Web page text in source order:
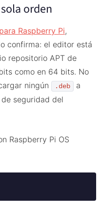
orden
Raspberry Pi,
confirma: el editor está
repositorio APT de
como en 64 bits. No
ningún
.deb
a
seguridad del
Raspberry Pi OS